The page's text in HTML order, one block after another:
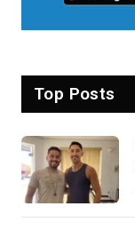
Top Posts